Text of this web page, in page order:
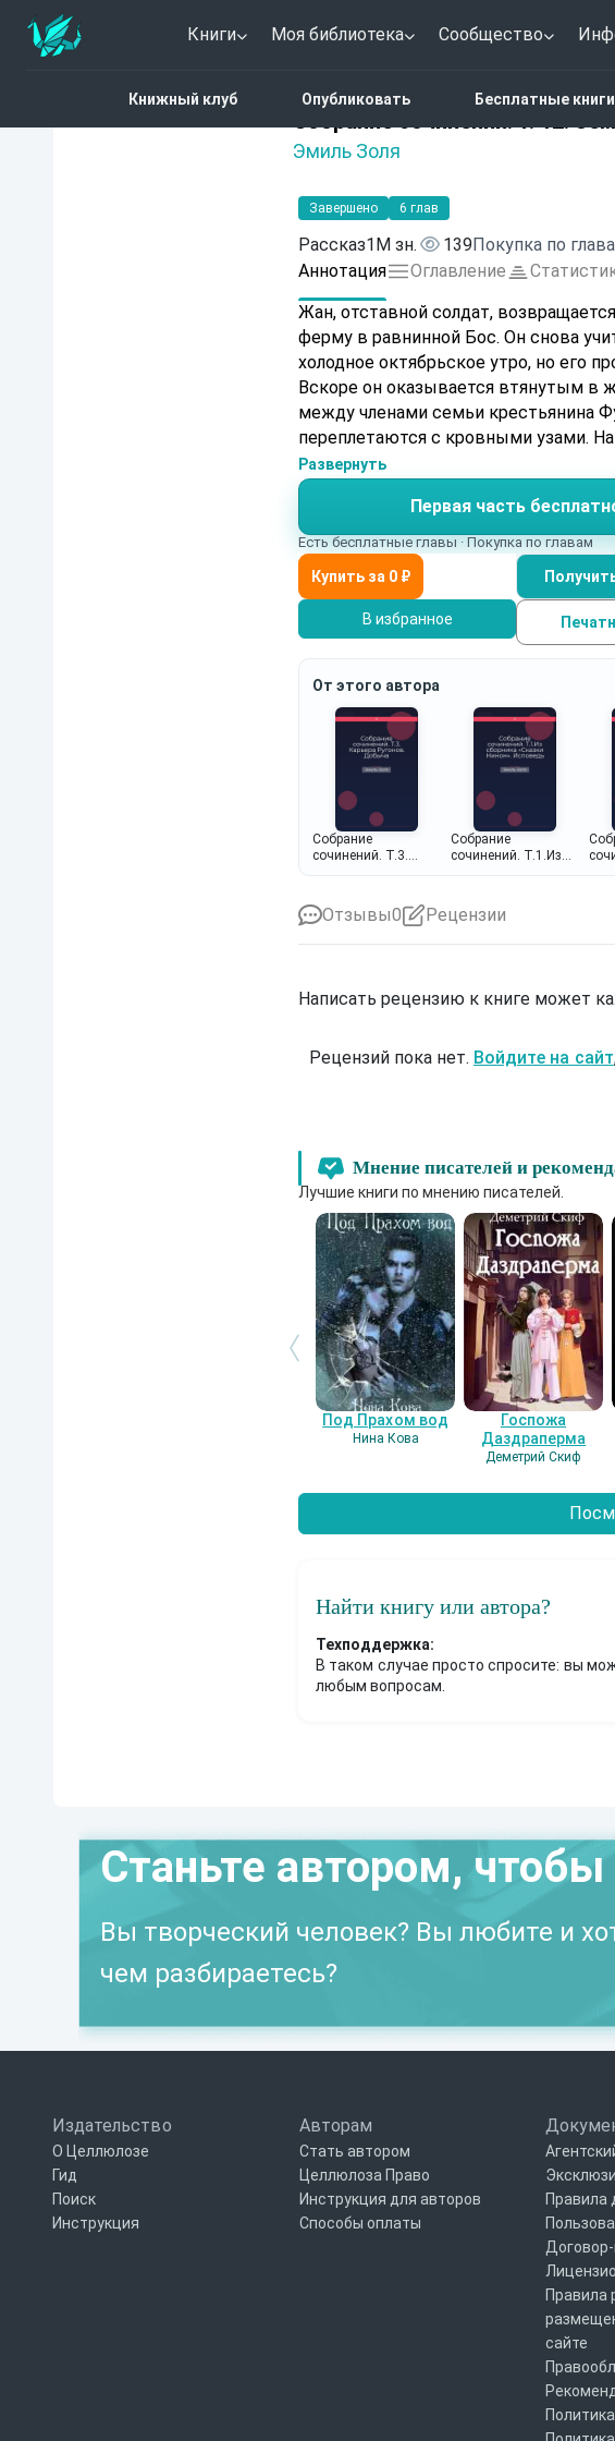
Книги Моя библиотека Сообщество
Книжный клуб Опубликовать Бесплатные книги
Собрание сочинений. Т. 12.
Эмиль Золя
Нет оценок
Завершено 6 глав
Рассказ1M зн. 139Покупка по
Аннотация
Оглавление
Жан, отставной солдат,
ферму в равнинной Бос. Он снова
холодное октябрьское утро, но его
Вскоре он оказывается втянутым в
между членами семьи крестьянина
переплетаются с кровными узами.
земли оплачен потом и насилием,
деревенской жизни.
Развернуть
Первая часть
Есть бесплатные главы · Покупка по главам
В избранное
От этого автора
Собрание
сочинений. Т.3.
Собрание
сочинений. Т.1.Из
умершей. Тереза
Отзывы0 Рецензии
Написать рецензию к книге может
Рецензий пока нет. Войдите на сайт
Мнение писателей и
Лучшие книги по мнению писателей.
Под Прахом вод
Нина Кова
Госпожа
Даздраперма
Деметрий Скиф
Найти книгу или автора?
Техподдержка:
В таком случае просто спросите: вы
любым вопросам.
Станьте автором,
Вы творческий человек? Вы любите и
чем разбираетесь?
Издательство
О Целлюлозе
Гид
Поиск
Инструкция
Авторам
Стать автором
Целлюлоза Право
Инструкция для авторов
Способы оплаты
Правила
Правила
сайте